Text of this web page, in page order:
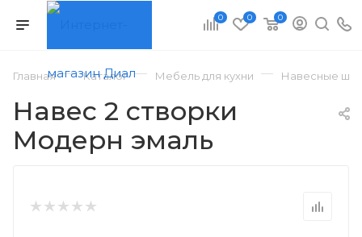
0 0 0
Главная — Каталог — Мебель для кухни — Навесные
Навес 2 створки
Модерн эмаль